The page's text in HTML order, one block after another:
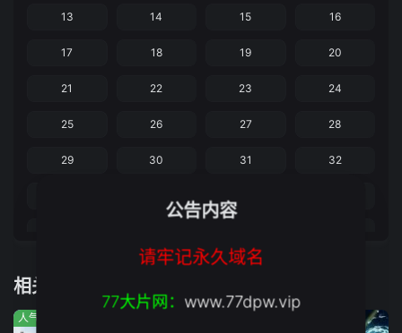
13 14 15 16
17 18 19 20
21 22 23 24
25 26 27 28
29 30 31 32
相关推荐
人气:5675
公告内容
请牢记永久域名
77大片网： www.77dpw.vip